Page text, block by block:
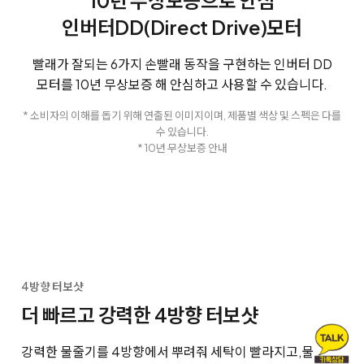
인버터DD(Direct Drive)모터
빨래가 잘되는 6가지 손빨래 동작을 구현하는 인버터 DD
모터를 10년 무상보증 해 안심하고 사용할 수 있습니다.
* 소비자의 이해를 돕기 위해 연출된 이미지이며, 제품별 색상 및 스펙은 다를
수 있습니다.
* 10년 무상보증 안내
4방향 터보샷
더 빠르고 강력한 4방향 터보샷
강력한 물줄기를 4방향에서 뿌려줘 세탁이 빨라지고,물